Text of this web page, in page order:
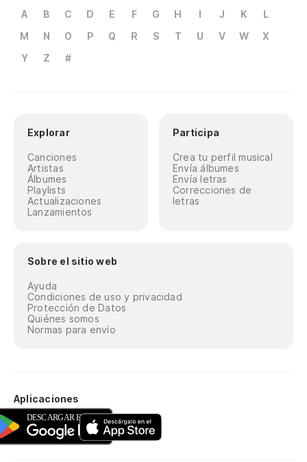
A B C D E F G H I J K
L
M
N O P Q R S T U V W
X
Y
Z #
Explorar
Canciones
Artistas
Álbumes
Playlists
Actualizaciones
Lanzamientos
Participa
Crea tu perfil musical
Envía álbumes
Envía letras
Correcciones de
letras
Sobre el sitio web
Ayuda
Condiciones de uso y privacidad
Protección de Datos
Quiénes somos
Normas para envío
Aplicaciones